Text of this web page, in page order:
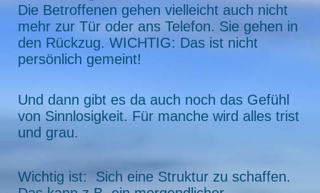
Die Betroffenen gehen vielleicht auch nicht
mehr zur Tür oder ans Telefon. Sie gehen in
den Rückzug. WICHTIG: Das ist nicht
persönlich gemeint!
Und dann gibt es da auch noch das Gefühl
von Sinnlosigkeit. Für manche wird alles trist
und grau.
Wichtig ist: Sich eine Struktur zu schaffen.